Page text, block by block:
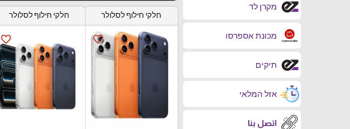
מקרן לד
מכונת אספרסו
תיקים
אזל המלאי
اتصل بنا
חלקי חילוף לסלולר
favorite_border
חלקי חילוף לסלולר
favorite_border